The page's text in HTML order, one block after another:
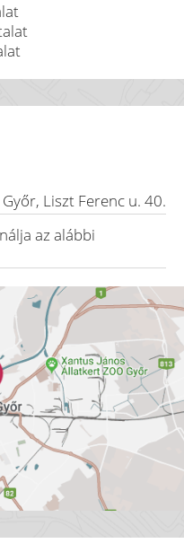
Győr, Liszt Ferenc u. 40.
az alábbi